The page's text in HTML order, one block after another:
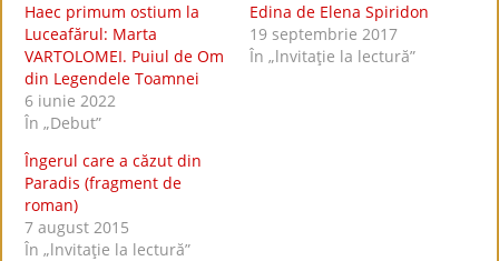
Haec primum ostium la
Luceafărul: Marta
VARTOLOMEI. Puiul de Om
din Legendele Toamnei
6 iunie 2022
În „Debut”
Edina de Elena Spiridon
19 septembrie 2017
În „lnvitaţie la lectură”
Îngerul care a căzut din
Paradis (fragment de
roman)
7 august 2015
În „lnvitaţie la lectură”